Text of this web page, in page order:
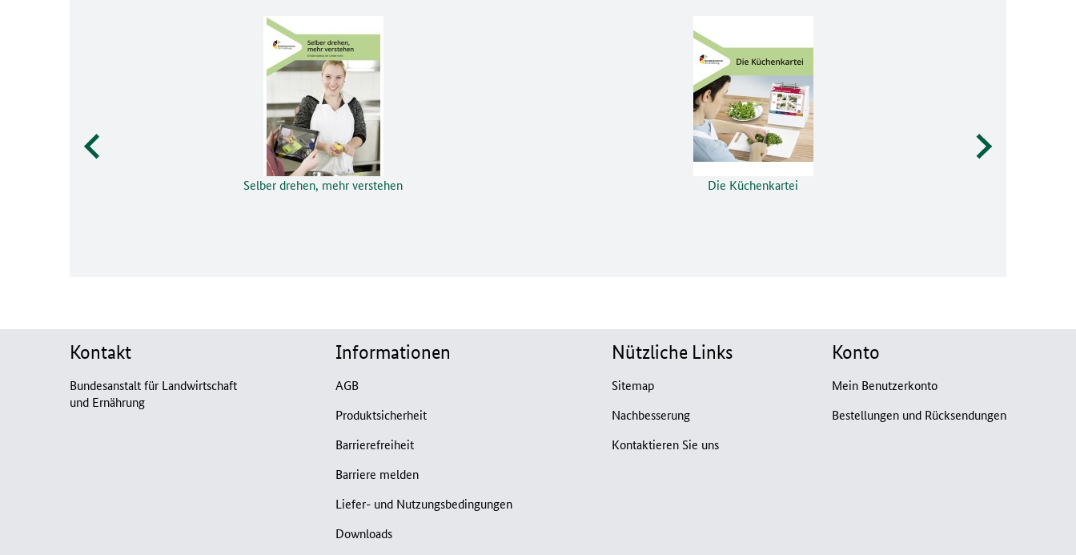
Selber drehen, mehr verstehen Die Küchenkartei
Kontakt
Bundesanstalt für Landwirtschaft
und Ernährung
Informationen
AGB
Produktsicherheit
Barrierefreiheit
Barriere melden
Liefer- und Nutzungsbedingungen
Downloads
Nützliche Links
Sitemap
Nachbesserung
Kontaktieren Sie uns
Konto
Mein Benutzerkonto
Bestellungen und Rücksendungen